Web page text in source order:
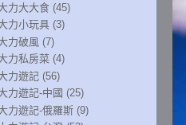
力大大食 (45)
力小玩具 (3)
力破風 (7)
力私房菜 (4)
力遊記 (56)
力遊記-中國 (25)
力遊記-俄羅斯 (9)